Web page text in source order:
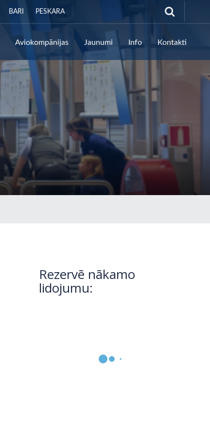
BARI PESKARA
Aviokompānijas Jaunumi Info Kontakti
Rezervē nākamo
lidojumu: